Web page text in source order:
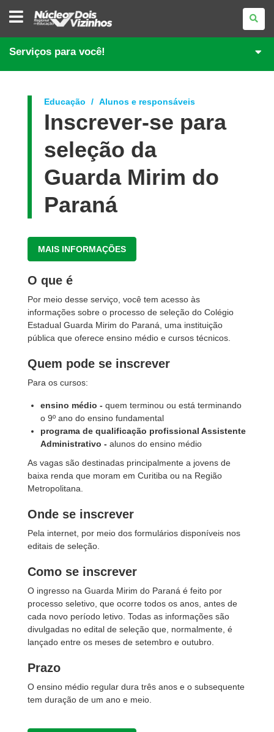
NÚCLEO
REGIONAL
EDUCAÇÃO
DE
DOIS
Serviços para você!
Educação Alunos e responsáveis
Inscrever-se para
seleção da
Guarda Mirim do
Paraná
MAIS INFORMAÇÕES
O que é
Por meio desse serviço, você tem acesso às
informações sobre o processo de seleção do Colégio
Estadual Guarda Mirim do Paraná, uma instituição
pública que oferece ensino médio e cursos técnicos.
Quem pode se inscrever
Para os cursos:
ensino médio - quem terminou ou está terminando
o 9º ano do ensino fundamental
programa de qualificação profissional Assistente
Administrativo - alunos do ensino médio
As vagas são destinadas principalmente a jovens de
baixa renda que moram em Curitiba ou na Região
Metropolitana.
Onde se inscrever
Pela internet, por meio dos formulários disponíveis nos
editais de seleção.
Como se inscrever
O ingresso na Guarda Mirim do Paraná é feito por
processo seletivo, que ocorre todos os anos, antes de
cada novo período letivo. Todas as informações são
divulgadas no edital de seleção que, normalmente, é
lançado entre os meses de setembro e outubro.
Prazo
O ensino médio regular dura três anos e o subsequente
tem duração de um ano e meio.